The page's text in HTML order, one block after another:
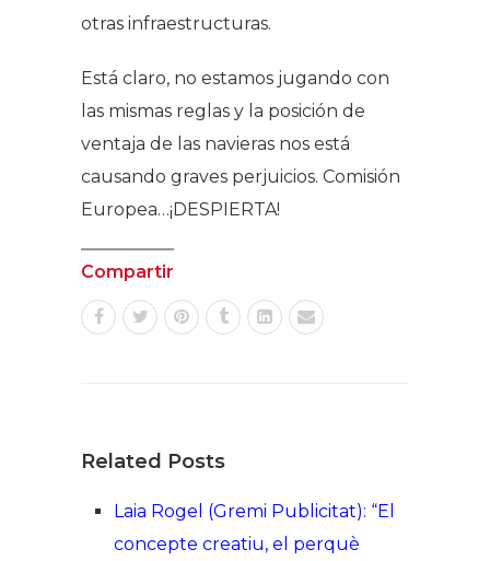
otras infraestructuras.
Está claro, no estamos jugando con
las mismas reglas y la posición de
ventaja de las navieras nos está
causando graves perjuicios. Comisión
Europea…¡DESPIERTA!
Compartir
Related Posts
Laia Rogel (Gremi Publicitat): “El
concepte creatiu, el perquè